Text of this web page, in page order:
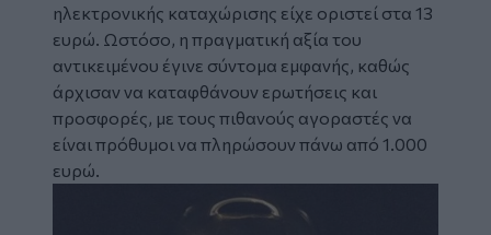
ηλεκτρονικής καταχώρισης είχε οριστεί στα 13
ευρώ. Ωστόσο, η πραγματική αξία του
αντικειμένου έγινε σύντομα εμφανής, καθώς
άρχισαν να καταφθάνουν ερωτήσεις και
προσφορές, με τους πιθανούς αγοραστές να
είναι πρόθυμοι να πληρώσουν πάνω από 1.000
ευρώ.